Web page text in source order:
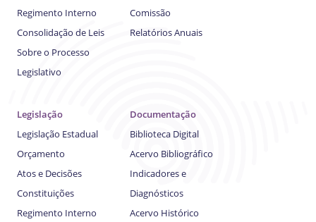
Regimento Interno
Consolidação de Leis
Sobre o Processo
Legislativo
Comissão
Relatórios Anuais
Legislação
Legislação Estadual
Orçamento
Atos e Decisões
Constituições
Regimento Interno
Documentação
Biblioteca Digital
Acervo Bibliográfico
Indicadores e
Diagnósticos
Acervo Histórico